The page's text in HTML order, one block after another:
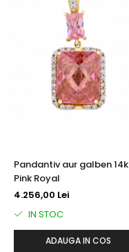
Pandantiv aur galben 14k
Pink Royal
4.256,00 Lei
IN STOC
ADAUGA IN COS